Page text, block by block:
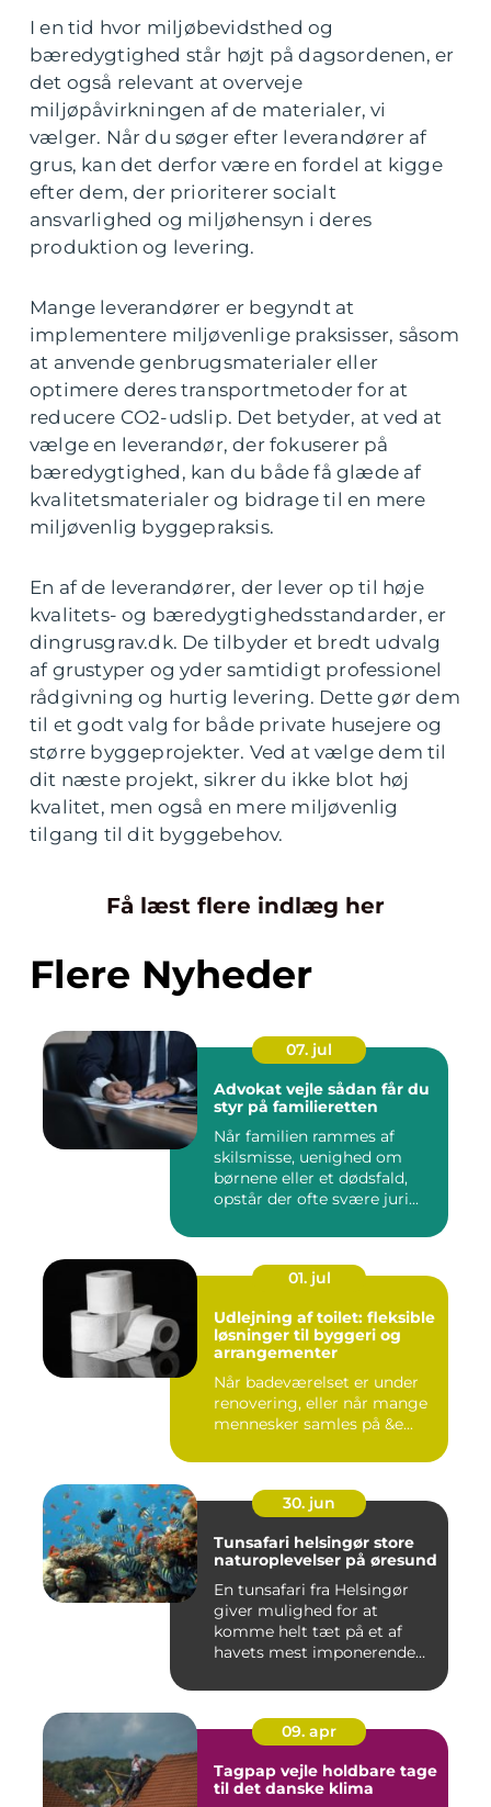
I en tid hvor miljøbevidsthed og
bæredygtighed står højt på dagsordenen, er
det også relevant at overveje
miljøpåvirkningen af de materialer, vi
vælger. Når du søger efter leverandører af
grus, kan det derfor være en fordel at kigge
efter dem, der prioriterer socialt
ansvarlighed og miljøhensyn i deres
produktion og levering.
Mange leverandører er begyndt at
implementere miljøvenlige praksisser, såsom
at anvende genbrugsmaterialer eller
optimere deres transportmetoder for at
reducere CO2-udslip. Det betyder, at ved at
vælge en leverandør, der fokuserer på
bæredygtighed, kan du både få glæde af
kvalitetsmaterialer og bidrage til en mere
miljøvenlig byggepraksis.
En af de leverandører, der lever op til høje
kvalitets- og bæredygtighedsstandarder, er
dingrusgrav.dk. De tilbyder et bredt udvalg
af grustyper og yder samtidigt professionel
rådgivning og hurtig levering. Dette gør dem
til et godt valg for både private husejere og
større byggeprojekter. Ved at vælge dem til
dit næste projekt, sikrer du ikke blot høj
kvalitet, men også en mere miljøvenlig
tilgang til dit byggebehov.
Få læst flere indlæg her
Flere Nyheder
07. jul
Advokat vejle sådan får du
styr på familieretten
Når familien rammes af
skilsmisse, uenighed om
børnene eller et dødsfald,
opstår der ofte svære juri...
01. jul
Udlejning af toilet: fleksible
løsninger til byggeri og
arrangementer
Når badeværelset er under
renovering, eller når mange
mennesker samles på &e...
30. jun
Tunsafari helsingør store
naturoplevelser på øresund
En tunsafari fra Helsingør
giver mulighed for at
komme helt tæt på et af
havets mest imponerende
09. apr
Tagpap vejle holdbare tage
til det danske klima